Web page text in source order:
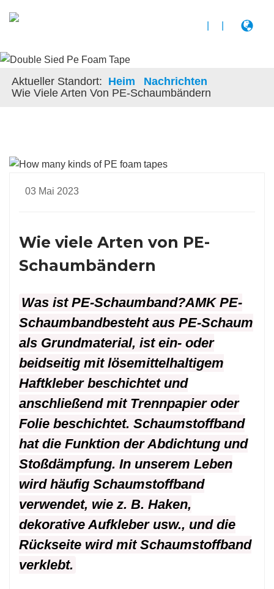
Aktueller Standort: Heim
Nachrichten
Wie Viele Arten Von PE-Schaumbändern
03 Mai 2023
Wie viele Arten von PE-
Schaumbändern
Was ist PE-Schaumband?AMK PE-
Schaumbandbesteht aus PE-Schaum
als Grundmaterial, ist ein- oder
beidseitig mit lösemittelhaltigem
Haftkleber beschichtet und
anschließend mit Trennpapier oder
Folie beschichtet. Schaumstoffband
hat die Funktion der Abdichtung und
Stoßdämpfung. In unserem Leben
wird häufig Schaumstoffband
verwendet, wie z. B. Haken,
dekorative Aufkleber usw., und die
Rückseite wird mit Schaumstoffband
verklebt.